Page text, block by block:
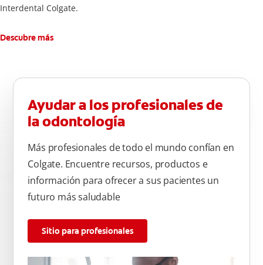
Interdental Colgate.
Descubre más
Ayudar a los profesionales de
la odontología
Más profesionales de todo el mundo confían en
Colgate. Encuentre recursos, productos e
información para ofrecer a sus pacientes un
futuro más saludable
Sitio para profesionales